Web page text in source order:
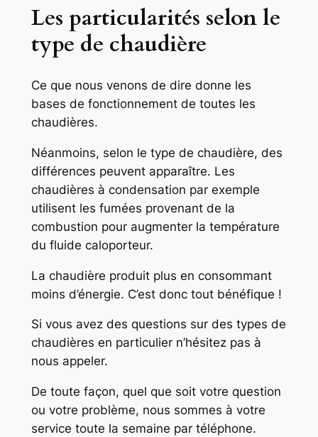
Les particularités selon le
type de chaudière
Ce que nous venons de dire donne les
bases de fonctionnement de toutes les
chaudières.
Néanmoins, selon le type de chaudière, des
différences peuvent apparaître. Les
chaudières à condensation par exemple
utilisent les fumées provenant de la
combustion pour augmenter la température
du fluide caloporteur.
La chaudière produit plus en consommant
moins d’énergie. C’est donc tout bénéfique !
Si vous avez des questions sur des types de
chaudières en particulier n’hésitez pas à
nous appeler.
De toute façon, quel que soit votre question
ou votre problème, nous sommes à votre
service toute la semaine par téléphone.